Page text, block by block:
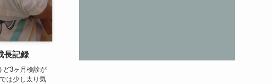
長記録
ど3ヶ月検診が
は少し太り気